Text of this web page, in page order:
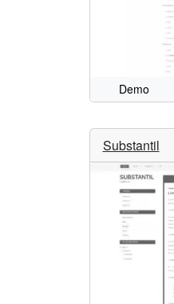
Demo
Substantil